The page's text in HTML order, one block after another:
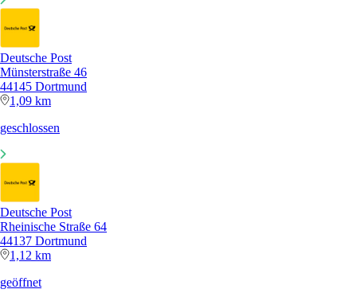
Deutsche Post
Münsterstraße 46
44145 Dortmund
1,09 km
geschlossen
Deutsche Post
Rheinische Straße 64
44137 Dortmund
1,12 km
geöffnet